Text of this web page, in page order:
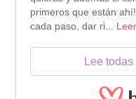
primeros que están
cada paso, dar ri...
Lee